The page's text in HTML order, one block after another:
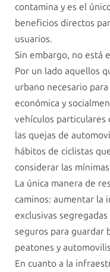
contamina y es el
beneficios directos
usuarios.
Sin embargo, no está
Por un lado aquellos
urbano necesario
económica y
vehículos
las quejas de
hábitos de ciclistas
considerar las
La única manera de
caminos: aumentar la
exclusivas
seguros para guardar
peatones y
En cuanto a la